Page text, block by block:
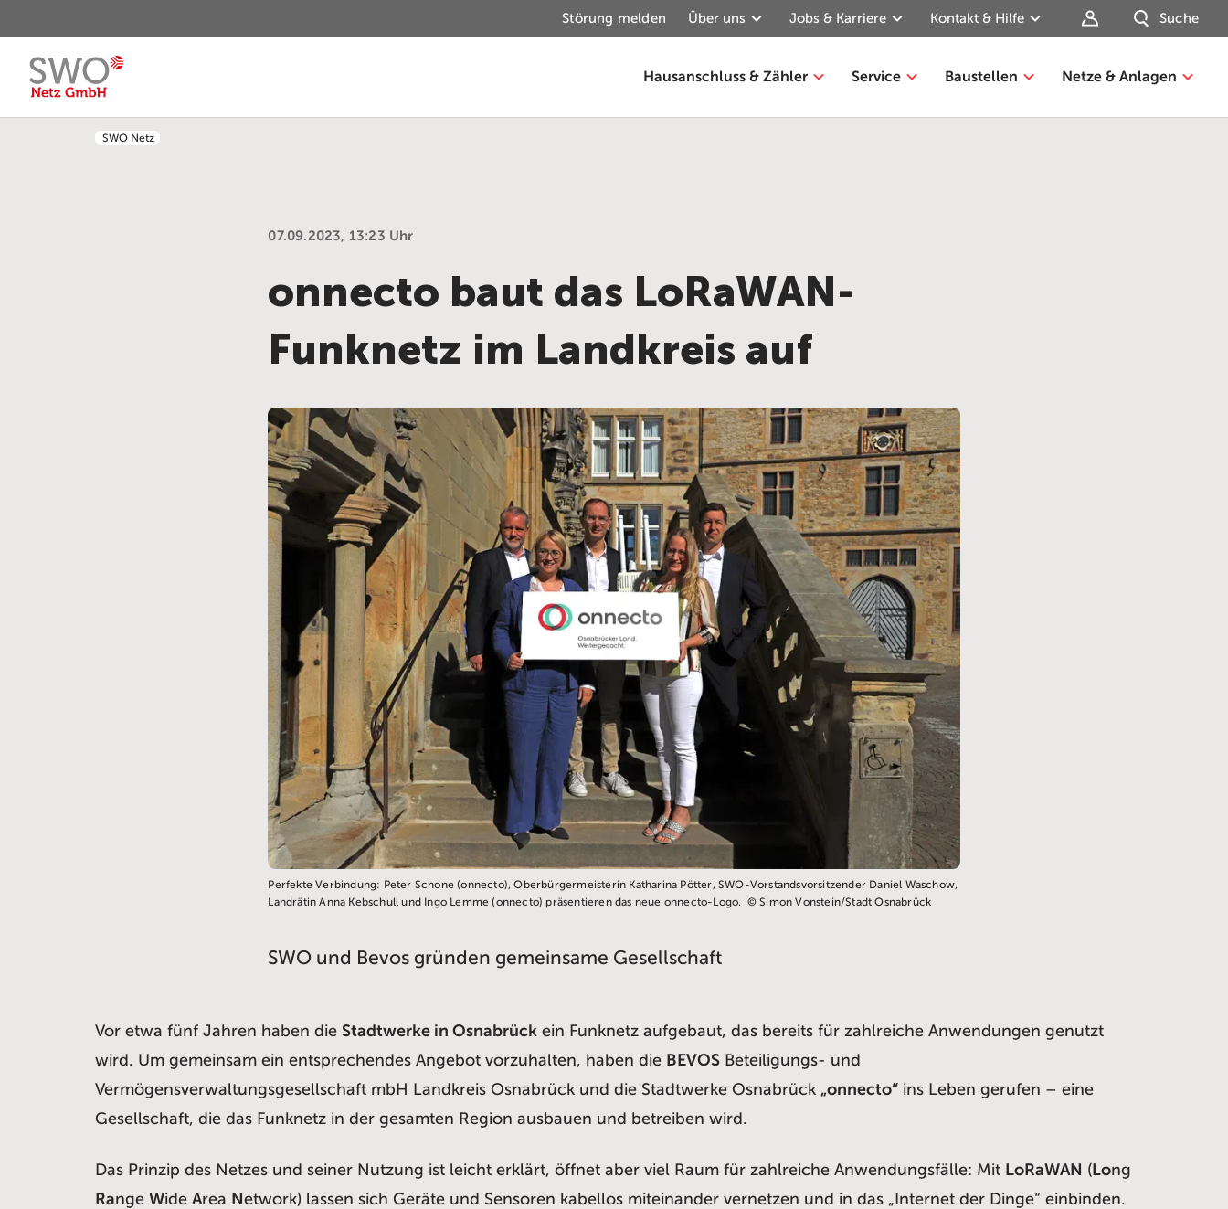
Störung melden Über uns Jobs & Karriere Kontakt & Hilfe Suche
Hausanschluss & Zähler Service Baustellen Netze & Anlagen
SWO Netz
07.09.2023, 13:23 Uhr
onnecto baut das LoRaWAN-
Funknetz im Landkreis auf
Perfekte Verbindung: Peter Schone (onnecto), Oberbürgermeisterin Katharina Pötter, SWO-Vorstandsvorsitzender Daniel Waschow,
Landrätin Anna Kebschull und Ingo Lemme (onnecto) präsentieren das neue onnecto-Logo. © Simon Vonstein/Stadt Osnabrück
SWO und Bevos gründen gemeinsame Gesellschaft
Vor etwa fünf Jahren haben die Stadtwerke in Osnabrück ein Funknetz aufgebaut, das bereits für zahlreiche Anwendungen genutzt
wird. Um gemeinsam ein entsprechendes Angebot vorzuhalten, haben die BEVOS Beteiligungs- und
Vermögensverwaltungsgesellschaft mbH Landkreis Osnabrück und die Stadtwerke Osnabrück „onnecto“ ins Leben gerufen – eine
Gesellschaft, die das Funknetz in der gesamten Region ausbauen und betreiben wird.
Das Prinzip des Netzes und seiner Nutzung ist leicht erklärt, öffnet aber viel Raum für zahlreiche Anwendungsfälle: Mit LoRaWAN (Long
Range Wide Area Network) lassen sich Geräte und Sensoren kabellos miteinander vernetzen und in das „Internet der Dinge“ einbinden.